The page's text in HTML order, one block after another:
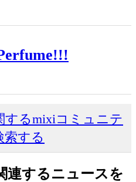
するmixiコミュニテ
索する
連するニュースを